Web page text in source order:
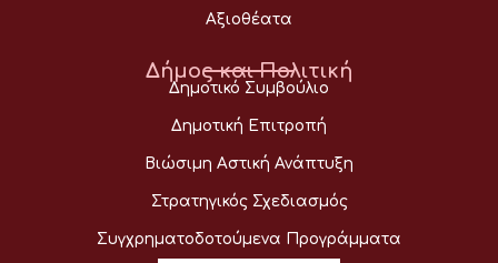
Αξιοθέατα
Δήμος και Πολιτική
Δημοτικό Συμβούλιο
Δημοτική Επιτροπή
Βιώσιμη Αστική Ανάπτυξη
Στρατηγικός Σχεδιασμός
Συγχρηματοδοτούμενα Προγράμματα